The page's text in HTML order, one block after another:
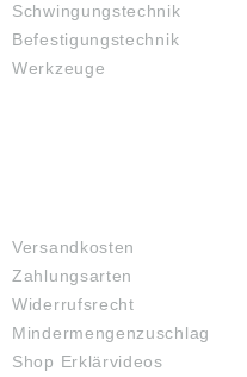
Schwingungstechnik
Befestigungstechnik
Werkzeuge
Versandkosten
Zahlungsarten
Widerrufsrecht
Mindermengenzuschlag
Shop Erklärvideos